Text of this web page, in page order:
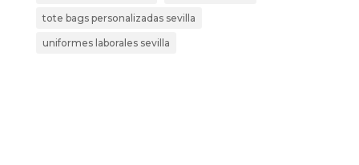
tote bags personalizadas sevilla
uniformes laborales sevilla